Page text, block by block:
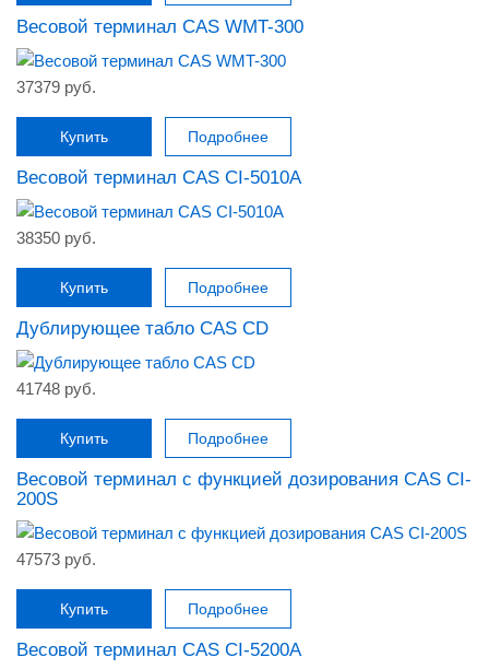
Весовой терминал CAS WMT-300
37379 руб.
Купить Подробнее
Весовой терминал CAS CI-5010A
38350 руб.
Купить Подробнее
Дублирующее табло CAS CD
41748 руб.
Купить Подробнее
Весовой терминал с функцией дозирования CAS CI-
200S
47573 руб.
Купить Подробнее
Весовой терминал CAS CI-5200A